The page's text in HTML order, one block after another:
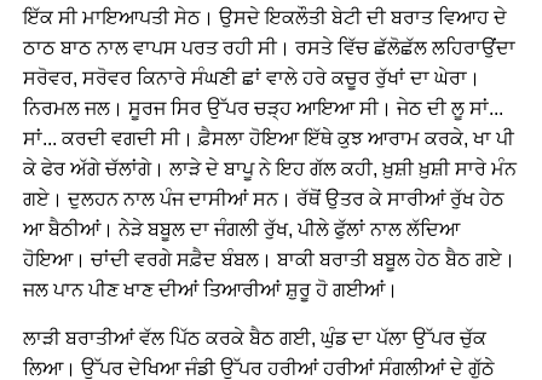
ਇੱਕ ਸੀ ਮਾਇਆਪਤੀ ਸੇਠ। ਉਸਦੇ ਇਕਲੌਤੀ ਬੇਟੀ ਦੀ ਬਰਾਤ ਵਿਆਹ ਦੇ
ਠਾਠ ਬਾਠ ਨਾਲ ਵਾਪਸ ਪਰਤ ਰਹੀ ਸੀ। ਰਸਤੇ ਵਿੱਚ ਛੱਲੋਛੱਲ ਲਹਿਰਾਉਂਦਾ
ਸਰੋਵਰ, ਸਰੋਵਰ ਕਿਨਾਰੇ ਸੰਘਣੀ ਛਾਂ ਵਾਲੇ ਹਰੇ ਕਚੂਰ ਰੁੱਖਾਂ ਦਾ ਘੇਰਾ।
ਨਿਰਮਲ ਜਲ। ਸੂਰਜ ਸਿਰ ਉੱਪਰ ਚੜ੍ਹ ਆਇਆ ਸੀ। ਜੇਠ ਦੀ ਲੂ ਸਾਂ...
ਸਾਂ... ਕਰਦੀ ਵਗਦੀ ਸੀ। ਫ਼ੈਸਲਾ ਹੋਇਆ ਇੱਥੇ ਕੁਝ ਆਰਾਮ ਕਰਕੇ, ਖਾ ਪੀ
ਕੇ ਫੇਰ ਅੱਗੇ ਚੱਲਾਂਗੇ। ਲਾੜੇ ਦੇ ਬਾਪੂ ਨੇ ਇਹ ਗੱਲ ਕਹੀ, ਖ਼ੁਸ਼ੀ ਖ਼ੁਸ਼ੀ ਸਾਰੇ ਮੰਨ
ਗਏ। ਦੁਲਹਨ ਨਾਲ ਪੰਜ ਦਾਸੀਆਂ ਸਨ। ਰੱਥੋਂ ਉਤਰ ਕੇ ਸਾਰੀਆਂ ਰੁੱਖ ਹੇਠ
ਆ ਬੈਠੀਆਂ। ਨੇੜੇ ਬਬੂਲ ਦਾ ਜੰਗਲੀ ਰੁੱਖ, ਪੀਲੇ ਫੁੱਲਾਂ ਨਾਲ ਲੱਦਿਆ
ਹੋਇਆ। ਚਾਂਦੀ ਵਰਗੇ ਸਫ਼ੈਦ ਬੰਬਲ। ਬਾਕੀ ਬਰਾਤੀ ਬਬੂਲ ਹੇਠ ਬੈਠ ਗਏ।
ਜਲ ਪਾਨ ਪੀਣ ਖਾਣ ਦੀਆਂ ਤਿਆਰੀਆਂ ਸ਼ੁਰੂ ਹੋ ਗਈਆਂ।
ਲਾੜੀ ਬਰਾਤੀਆਂ ਵੱਲ ਪਿੱਠ ਕਰਕੇ ਬੈਠ ਗਈ, ਘੁੰਡ ਦਾ ਪੱਲਾ ਉੱਪਰ ਚੁੱਕ
ਲਿਆ। ਉੱਪਰ ਦੇਖਿਆ ਜੰਡੀ ਉੱਪਰ ਹਰੀਆਂ ਹਰੀਆਂ ਸੰਗਲੀਆਂ ਦੇ ਗੁੱਠੇ